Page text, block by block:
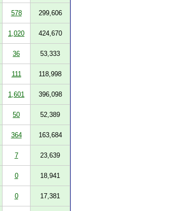
578 299,606
1,020 424,670
36 53,333
111 118,998
1,601 396,098
50 52,389
364 163,684
7 23,639
0 18,941
0 17,381